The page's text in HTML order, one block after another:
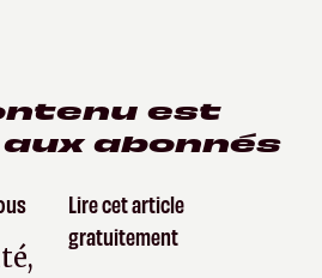
est
abonnés
Lire cet article
gratuitement